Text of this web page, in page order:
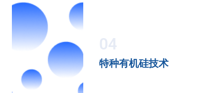
04
特种有机硅技术